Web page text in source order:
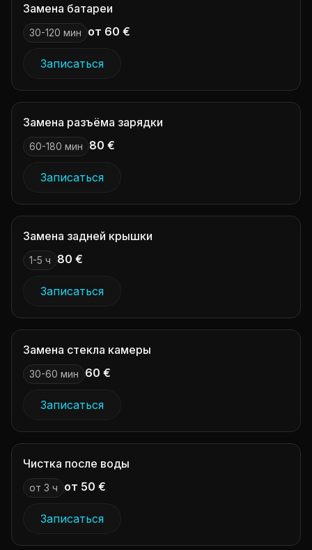
Замена батареи
30-120 мин от 60 €
Записаться
Замена разъёма зарядки
60-180 мин 80 €
Записаться
Замена задней крышки
1-5 ч 80 €
Записаться
Замена стекла камеры
30-60 мин 60 €
Записаться
Чистка после воды
от 3 ч от 50 €
Записаться